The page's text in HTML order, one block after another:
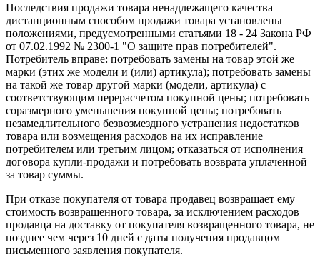
Последствия продажи товара ненадлежащего качества
дистанционным способом продажи товара установлены
положениями, предусмотренными статьями 18 - 24 Закона РФ
от 07.02.1992 № 2300-1 "О защите прав потребителей".
Потребитель вправе: потребовать замены на товар этой же
марки (этих же модели и (или) артикула); потребовать замены
на такой же товар другой марки (модели, артикула) с
соответствующим перерасчетом покупной цены; потребовать
соразмерного уменьшения покупной цены; потребовать
незамедлительного безвозмездного устранения недостатков
товара или возмещения расходов на их исправление
потребителем или третьим лицом; отказаться от исполнения
договора купли-продажи и потребовать возврата уплаченной
за товар суммы.
При отказе покупателя от товара продавец возвращает ему
стоимость возвращенного товара, за исключением расходов
продавца на доставку от покупателя возвращенного товара, не
позднее чем через 10 дней с даты получения продавцом
письменного заявления покупателя.